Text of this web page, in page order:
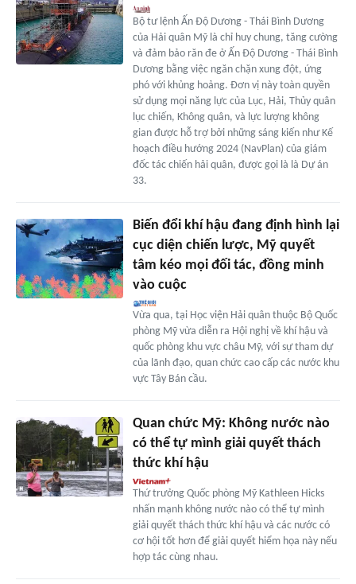
Bộ tư lệnh Ấn Độ Dương - Thái Bình Dương
của Hải quân Mỹ là chỉ huy chung, tăng cường
và đảm bảo răn đe ở Ấn Độ Dương - Thái Bình
Dương bằng việc ngăn chặn xung đột, ứng
phó với khủng hoảng. Đơn vị này toàn quyền
sử dụng mọi năng lực của Lục, Hải, Thủy quân
lục chiến, Không quân, và lực lượng không
gian được hỗ trợ bởi những sáng kiến như Kế
hoạch điều hướng 2024 (NavPlan) của giám
đốc tác chiến hải quân, được gọi là là Dự án
33.
Biến đổi khí hậu đang định hình lại
cục diện chiến lược, Mỹ quyết
tâm kéo mọi đối tác, đồng minh
vào cuộc
Vừa qua, tại Học viện Hải quân thuộc Bộ Quốc
phòng Mỹ vừa diễn ra Hội nghị về khí hậu và
quốc phòng khu vực châu Mỹ, với sự tham dự
của lãnh đạo, quan chức cao cấp các nước khu
vực Tây Bán cầu.
Quan chức Mỹ: Không nước nào
có thể tự mình giải quyết thách
thức khí hậu
Thứ trưởng Quốc phòng Mỹ Kathleen Hicks
nhấn mạnh không nước nào có thể tự mình
giải quyết thách thức khí hậu và các nước có
cơ hội tốt hơn để giải quyết hiểm họa này nếu
hợp tác cùng nhau.